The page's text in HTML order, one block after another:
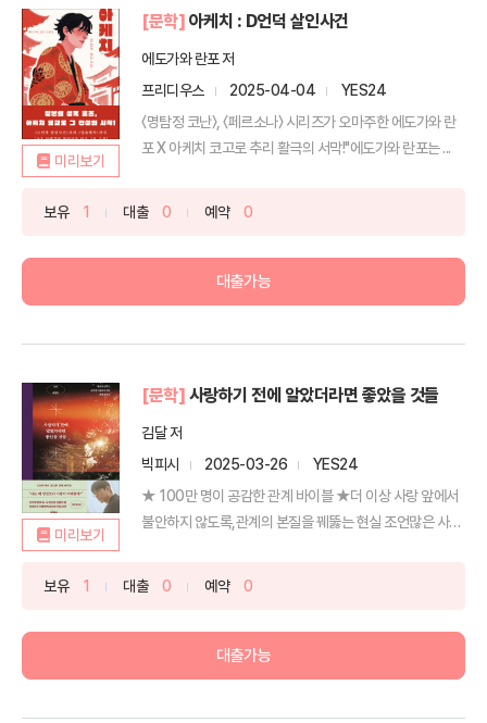
미리보기
[문학] 아케치 : D언덕 살인사건
에도가와 란포 저
프리디우스
2025-04-04
YES24
〈명탐정 코난〉, 〈페르소나〉 시리즈가 오마주한 에도가와 란
포 X 아케치 코고로 추리 활극의 서막!"에도가와 란포는 ...
보유 1 대출 0 예약 0
대출가능
미리보기
[문학] 사랑하기 전에 알았더라면 좋았을 것들
김달 저
빅피시
2025-03-26
YES24
★ 100만 명이 공감한 관계 바이블 ★더 이상 사랑 앞에서
불안하지 않도록,관계의 본질을 꿰뚫는 현실 조언많은 사
보유 1 대출 0 예약 0
대출가능